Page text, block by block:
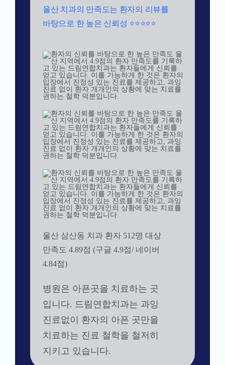
울산 치과의 만족도는 환자의 리뷰를
바탕으로 한 높은 신뢰성 ⭐⭐⭐⭐⭐
울산 삼산동 치과 환자 512명 대상
만족도 4.89점 (구글 4.9점/ 네이버
4.84점)
병원은 아픈곳을 치료하는 곳
입니다. 드림연합치과는 과잉
진료없이 환자의 아픈 곳만을
치료하는 진료 철학을 철저히
지키고 있습니다.